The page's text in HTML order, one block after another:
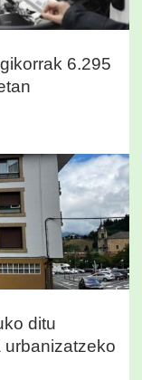
6.295
ditu
urbanizatzeko